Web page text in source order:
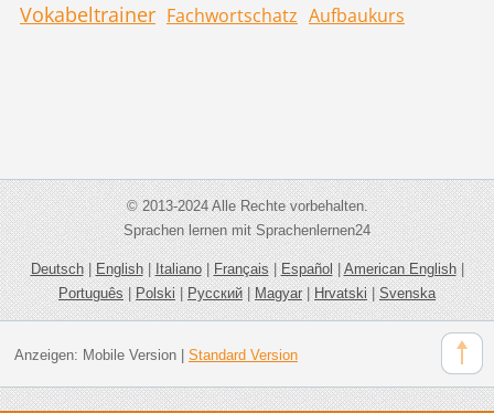
Vokabeltrainer Fachwortschatz Aufbaukurs
© 2013-2024 Alle Rechte vorbehalten.
Sprachen lernen mit Sprachenlernen24
Deutsch|English|Italiano|Français|Español|American English|
Português|Polski|Русский|Magyar|Hrvatski|Svenska
Anzeigen: Mobile Version| Standard Version